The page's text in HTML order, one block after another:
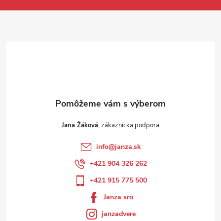
Jana Žáková
info@janza.sk
+421 904 326 262
+421 915 775 500
Janza sro
janzadvere